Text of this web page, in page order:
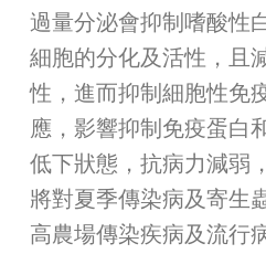
過量分泌會抑制嗜酸性
細胞的分化及活性，且
性，進而抑制細胞性免
應，影響抑制免疫蛋白
低下狀態，抗病力減弱
將對夏季傳染病及寄生
高農場傳染疾病及流行